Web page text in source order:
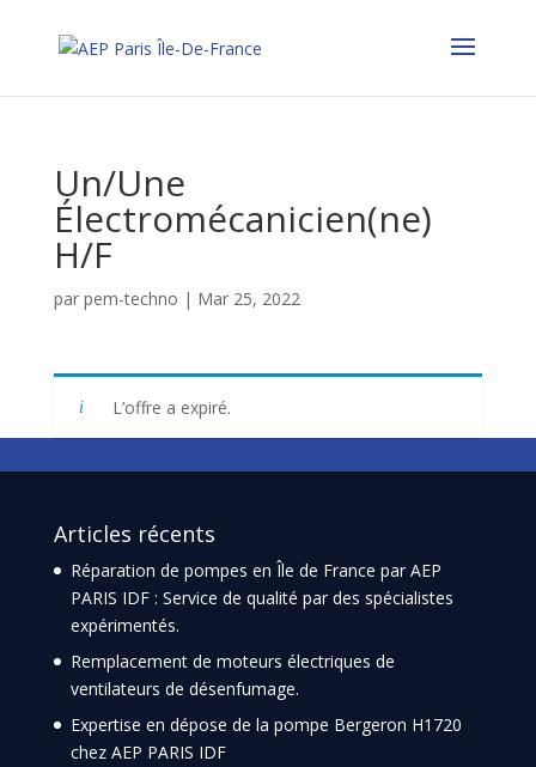
Un/Une
Électromécanicien(ne)
H/F
par pem-techno | Mar 25, 2022
L’offre a expiré.
Articles récents
Réparation de pompes en Île de France par AEP
PARIS IDF : Service de qualité par des spécialistes
expérimentés.
Remplacement de moteurs électriques de
ventilateurs de désenfumage.
Expertise en dépose de la pompe Bergeron H1720
chez AEP PARIS IDF